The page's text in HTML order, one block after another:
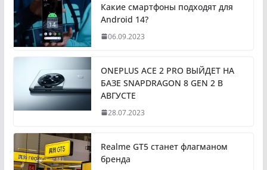
Какие смартфоны подходят для
Android 14?
06.09.2023
ONEPLUS ACE 2 PRO ВЫЙДЕТ НА
БАЗЕ SNAPDRAGON 8 GEN 2 В
АВГУСТЕ
28.07.2023
Realme GT5 станет флагманом
бренда